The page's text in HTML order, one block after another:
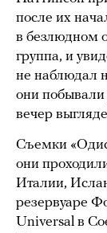
после их
в безлюдном
группа, и
не наблюдал
они
вечер
Съемки
они
Италии,
резервуаре
Universal в